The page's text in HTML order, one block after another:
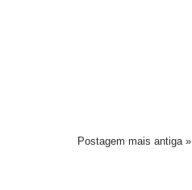
Postagem mais antiga »